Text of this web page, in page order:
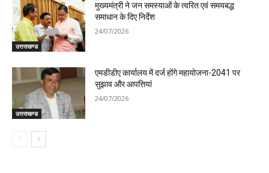
उत्तराखण्ड
मुख्यमंत्री ने जन समस्याओं के त्वरित एवं समयबद्ध
समाधान के दिए निर्देश
24/07/2026
उत्तराखण्ड
एमडीडीए कार्यालय में दर्ज होंगे महायोजना-2041 पर
सुझाव और आपत्तियां
24/07/2026